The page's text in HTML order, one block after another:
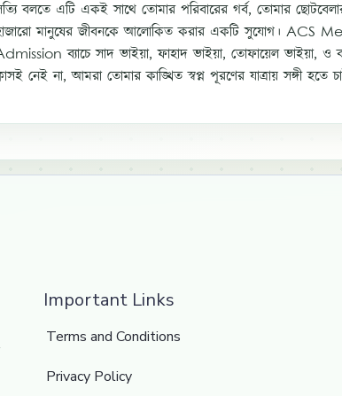
বলতে এটি একই সাথে তোমার পরিবারের গর্ব, তোমার
মানুষের জীবনকে আলোকিত করার একটি সুযোগ। ACS
ব্যাচে সাদ ভাইয়া, ফাহাদ ভাইয়া, তোফায়েল ভাইয়া, ও
নেই না, আমরা তোমার কাঙ্খিত স্বপ্ন পূরণের যাত্রায় সঙ্গী হতে
Important Links
Terms and Conditions
Privacy Policy